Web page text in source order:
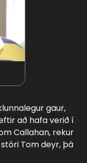
gaur,
að hafa verið í
Callahan, rekur
Tom deyr, þá
nema